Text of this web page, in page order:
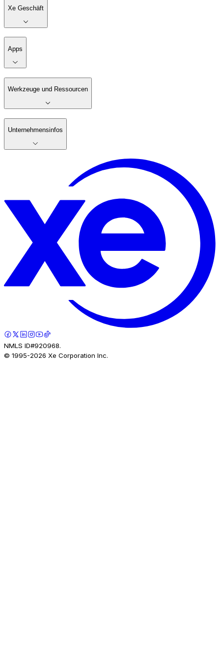
Xe Geschäft
Apps
Werkzeuge und Ressourcen
Unternehmensinfos
NMLS ID#920968.
© 1995-2026 Xe Corporation Inc.